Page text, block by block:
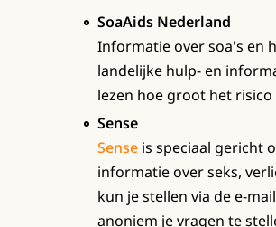
SoaAids Nederland
Informatie over soa's en
landelijke hulp- en
lezen hoe groot het risico
Sense
Sense is speciaal gericht
informatie over seks,
kun je stellen via de e-
anoniem je vragen te